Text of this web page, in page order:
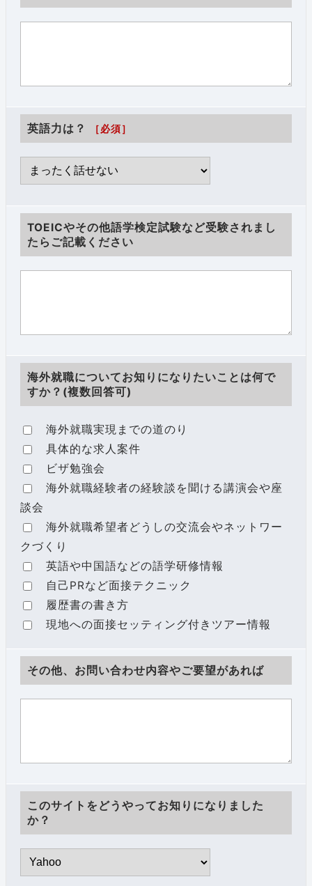
英語力は？ ［必須］
TOEICやその他語学検定試験など受験されまし
たらご記載ください
海外就職についてお知りになりたいことは何で
すか？(複数回答可)
海外就職実現までの道のり
具体的な求人案件
ビザ勉強会
海外就職経験者の経験談を聞ける講演会や座
談会
海外就職希望者どうしの交流会やネットワー
クづくり
英語や中国語などの語学研修情報
自己PRなど面接テクニック
履歴書の書き方
現地への面接セッティング付きツアー情報
その他、お問い合わせ内容やご要望があれば
このサイトをどうやってお知りになりました
か？